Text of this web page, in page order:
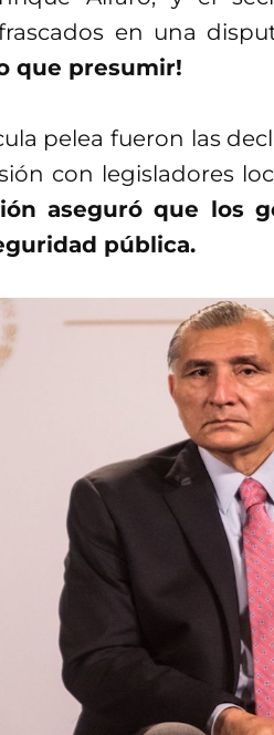
en una
que presumir!
pelea fueron las
con legisladores
aseguró que los
pública.